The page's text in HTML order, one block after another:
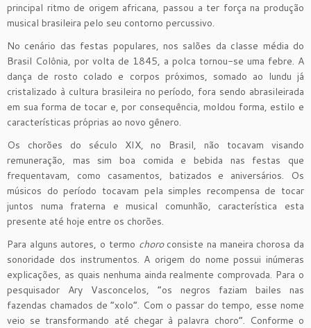
principal ritmo de origem africana, passou a ter força na produção
musical brasileira pelo seu contorno percussivo.
No cenário das festas populares, nos salões da classe média do
Brasil Colônia, por volta de 1845, a polca tornou-se uma febre. A
dança de rosto colado e corpos próximos, somado ao lundu já
cristalizado à cultura brasileira no período, fora sendo abrasileirada
em sua forma de tocar e, por consequência, moldou forma, estilo e
características próprias ao novo gênero.
Os chorões do século XIX, no Brasil, não tocavam visando
remuneração, mas sim boa comida e bebida nas festas que
frequentavam, como casamentos, batizados e aniversários. Os
músicos do período tocavam pela simples recompensa de tocar
juntos numa fraterna e musical comunhão, característica esta
presente até hoje entre os chorões.
Para alguns autores, o termo choroconsiste na maneira chorosa da
sonoridade dos instrumentos. A origem do nome possui inúmeras
explicações, as quais nenhuma ainda realmente comprovada. Para o
pesquisador Ary Vasconcelos, “os negros faziam bailes nas
fazendas chamados de “xolo”. Com o passar do tempo, esse nome
veio se transformando até chegar à palavra choro”. Conforme o